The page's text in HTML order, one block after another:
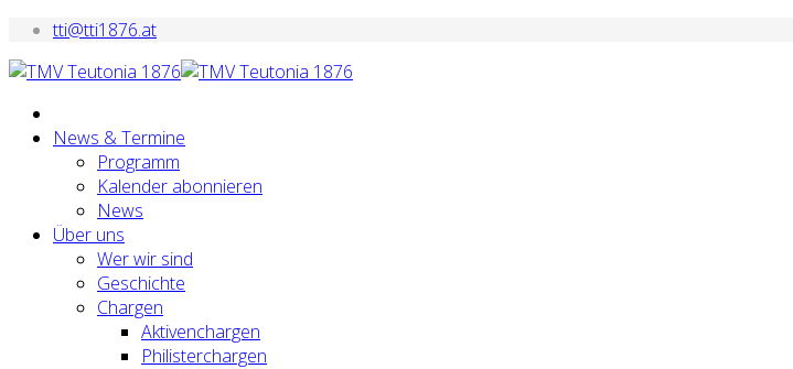
tti@tti1876.at
News & Termine
Programm
Kalender abonnieren
News
Über uns
Wer wir sind
Geschichte
Chargen
Aktivenchargen
Philisterchargen